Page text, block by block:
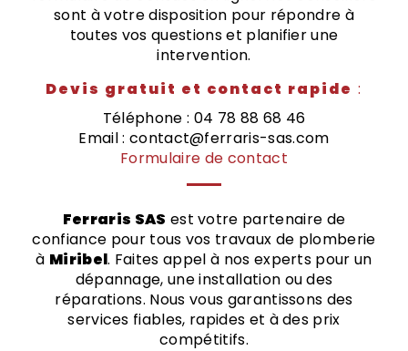
sont à votre disposition pour répondre à
toutes vos questions et planifier une
intervention.
Devis gratuit et contact rapide :
Téléphone : 04 78 88 68 46
Email : contact@ferraris-sas.com
Formulaire de contact
Ferraris SAS est votre partenaire de
confiance pour tous vos travaux de plomberie
à Miribel. Faites appel à nos experts pour un
dépannage, une installation ou des
réparations. Nous vous garantissons des
services fiables, rapides et à des prix
compétitifs.